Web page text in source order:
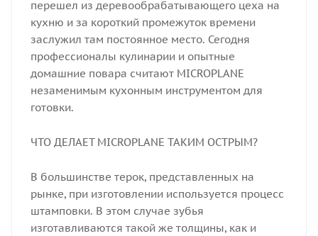
перешел из деревообрабатывающего цеха на
кухню и за короткий промежуток времени
заслужил там постоянное место. Сегодня
профессионалы кулинарии и опытные
домашние повара считают MICROPLANE
незаменимым кухонным инструментом для
готовки.
ЧТО ДЕЛАЕТ MICROPLANE ТАКИМ ОСТРЫМ?
В большинстве терок, представленных на
рынке, при изготовлении используется процесс
штамповки. В этом случае зубья
изготавливаются такой же толщины, как и